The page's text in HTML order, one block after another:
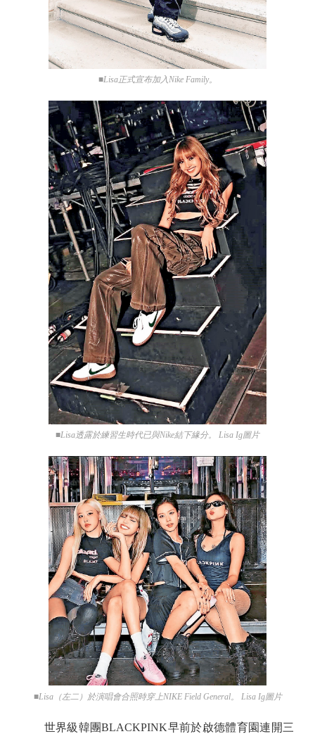
■Lisa正式宣布加入Nike Family。
■Lisa透露於練習生時代已與Nike結下緣分。 Lisa Ig圖片
■Lisa（左二）於演唱會合照時穿上NIKE Field General。 Lisa Ig圖片
世界級韓團BLACKPINK早前於啟德體育園連開三